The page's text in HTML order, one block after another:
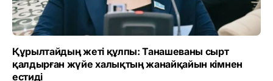
Құрылтайдың жеті құлпы: Танашеваны сырт
қалдырған жүйе халықтың жанайқайын кімнен
естиді